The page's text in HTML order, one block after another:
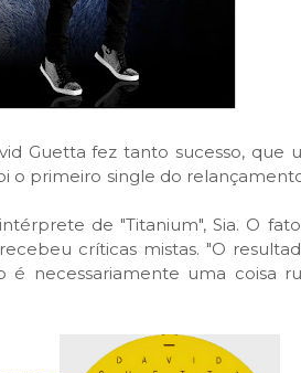
Guetta fez tanto sucesso, que
o primeiro single do
de "Titanium", Sia. O
críticas mistas. "O
necessariamente uma coisa